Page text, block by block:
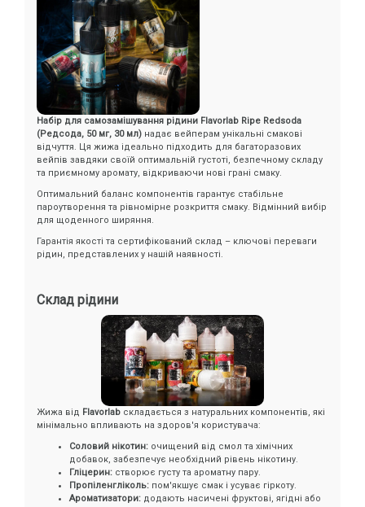
Набір для самозамішування рідини Flavorlab Ripe Redsoda
(Редсода, 50 мг, 30 мл) надає вейперам унікальні смакові
відчуття. Ця жижа ідеально підходить для багаторазових
вейпів завдяки своїй оптимальній густоті, безпечному складу
та приємному аромату, відкриваючи нові грані смаку.
Оптимальний баланс компонентів гарантує стабільне
пароутворення та рівномірне розкриття смаку. Відмінний вибір
для щоденного ширяння.
Гарантія якості та сертифікований склад – ключові переваги
рідин, представлених у нашій наявності.
Склад рідини
Жижа від Flavorlab складається з натуральних компонентів, які
мінімально впливають на здоров'я користувача:
Соловий нікотин: очищений від смол та хімічних
добавок, забезпечує необхідний рівень нікотину.
Гліцерин: створює густу та ароматну пару.
Пропіленгліколь: пом'якшує смак і усуває гіркоту.
Ароматизатори: додають насичені фруктові, ягідні або